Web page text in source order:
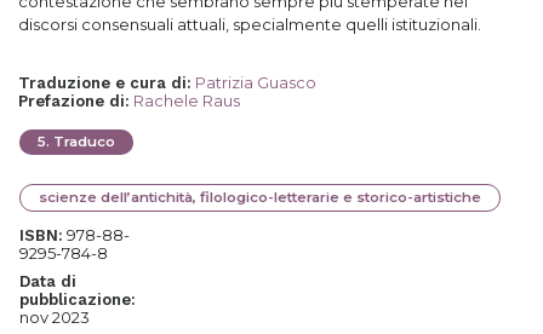
discorsi consensuali attuali, specialmente quelli istituzionali.
Traduzione e cura di: Patrizia Guasco
Prefazione di: Rachele Raus
5. Traduco
scienze dell’antichità, filologico-letterarie e storico-artistiche
ISBN: 978-88-
9295-784-8
Data di
pubblicazione:
nov 2023